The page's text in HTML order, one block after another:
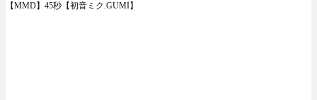
【MMD】45秒【初音ミク.GUMI】